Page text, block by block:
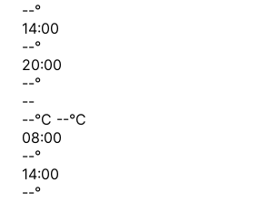
--°
14:00
--°
20:00
--°
--
--°C --°C
08:00
--°
14:00
--°